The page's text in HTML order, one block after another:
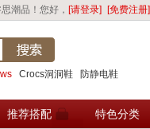
潮品！您好， [请登录] [免费注册]
Crocs洞洞鞋 防静电鞋
推荐搭配 特色分类